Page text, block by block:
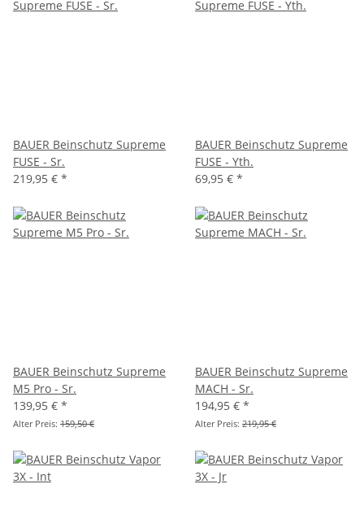
BAUER Beinschutz Supreme
FUSE - Sr.
219,95 € *
BAUER Beinschutz Supreme
FUSE - Yth.
69,95 € *
BAUER Beinschutz Supreme
M5 Pro - Sr.
139,95 € *
Alter Preis: 159,50 €
BAUER Beinschutz Supreme
MACH - Sr.
194,95 € *
Alter Preis: 219,95 €